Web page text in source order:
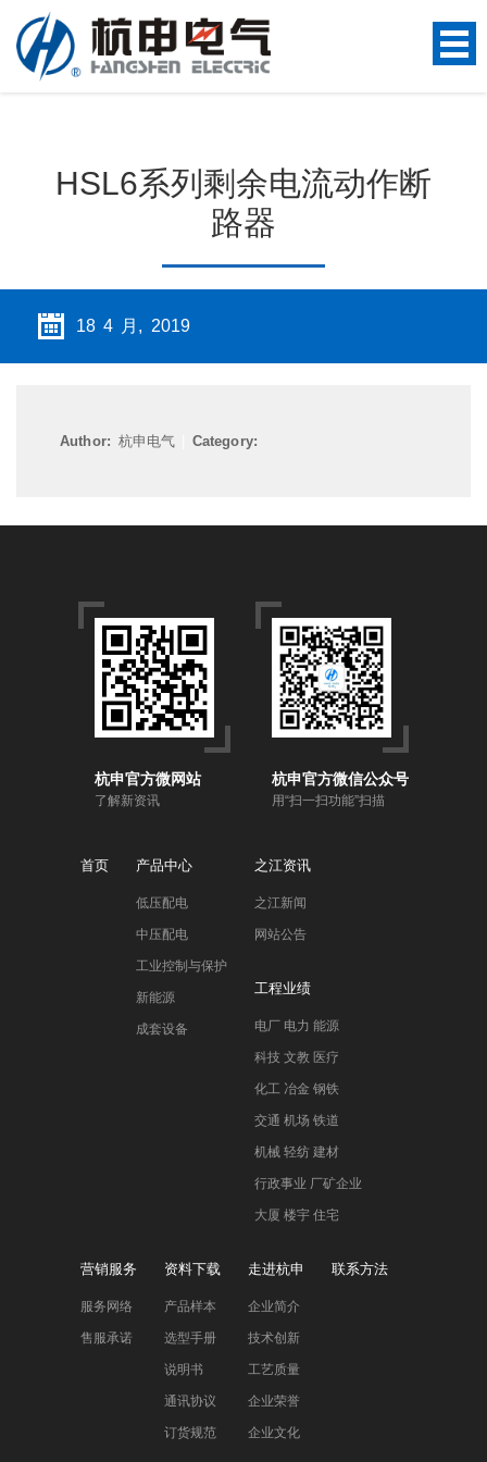
HSL6系列剩余电流动作断
路器
18 4 月, 2019
Author: 杭申电气| Category:
杭申官方微网站
了解新资讯
杭申官方微信公众号
用“扫一扫功能”扫描
首页 产品中心
低压配电
中压配电
工业控制与保护
新能源
成套设备
之江资讯
之江新闻
网站公告
工程业绩
电厂 电力 能源
科技 文教 医疗
化工 冶金 钢铁
交通 机场 铁道
机械 轻纺 建材
行政事业 厂矿企业
大厦 楼宇 住宅
营销服务
服务网络
售服承诺
资料下载
产品样本
选型手册
说明书
通讯协议
订货规范
走进杭申
企业简介
技术创新
工艺质量
企业荣誉
企业文化
联系方法